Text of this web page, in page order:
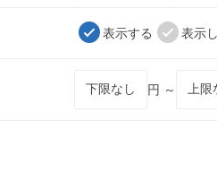
表示する 表示
円 ～